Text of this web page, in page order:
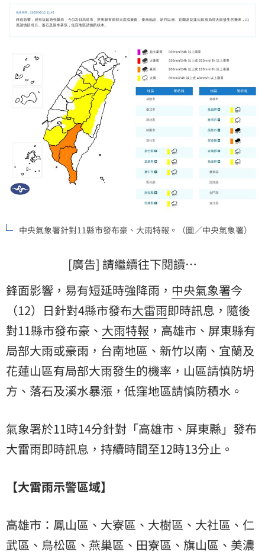
中央氣象署針對11縣市發布豪、大雨特報。（圖／中央氣象署）
[廣告] 請繼續往下閱讀…
鋒面影響，易有短延時強降雨， 中央氣象署今
（12）日針對4縣市發布大雷雨即時訊息，隨後
對11縣市發布豪、 大雨特報 ，高雄市、屏東縣有
局部大雨或豪雨，台南地區、新竹以南、宜蘭及
花蓮山區有局部大雨發生的機率，山區請慎防坍
方、落石及溪水暴漲，低窪地區請慎防積水。
氣象署於11時14分針對「高雄市、屏東縣」發布
大雷雨即時訊息，持續時間至12時13分止。
【大雷雨示警區域】
高雄市：鳳山區、大寮區、大樹區、大社區、仁
武區、鳥松區、燕巢區、田寮區、旗山區、美濃